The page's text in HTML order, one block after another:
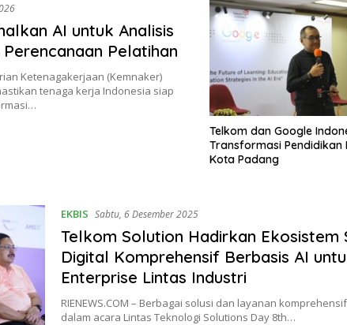
AI untuk Analisis
Pelatihan
Ketenagakerjaan (Kemnaker)
tenaga kerja Indonesia siap
Telkom dan Google
Transformasi Pendidikan
Kota Padang
EKBIS Sabtu, 6 Desember 2025
Telkom Solution Hadirkan Ekosistem
Digital Komprehensif Berbasis AI
Enterprise Lintas Industri
RIENEWS.COM – Berbagai solusi dan layanan
dalam acara Lintas Teknologi Solutions Day 8th…